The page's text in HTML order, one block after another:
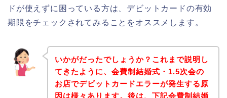
ドが使えずに困っている方は、デビットカードの有効
期限をチェックされてみることをオススメします。
いかがだったでしょうか？これまで説明し
てきたように、会費制結婚式・1.5次会の
お店でデビットカードエラーが発生する原
因は様々あります。後は、下記会費制結婚